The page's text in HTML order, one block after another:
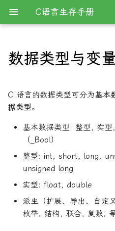
C语言生存手册
入
始
整数类型
字符char
uintptr_t
浮点类型
枚举类型
复数
命令行参数解析
GCC完全指南
简介
设计思想
网络编程
数据类型与变
C 语言的数据类型可分为基本
据类型。
基本数据类型: 整型, 实
（_Bool）
整型: int, short, long,
unsigned long
实型: float, double
派生（扩展、导出、自定
枚举, 结构, 联合, 复数,